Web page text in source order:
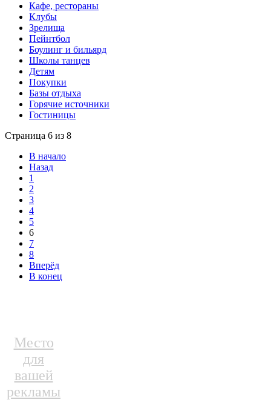
Кафе, рестораны
Клубы
Зрелища
Пейнтбол
Боулинг и бильярд
Школы танцев
Детям
Покупки
Базы отдыха
Горячие источники
Гостиницы
Страница 6 из 8
В начало
Назад
1
2
3
4
5
6
7
8
Вперёд
В конец
Место
для
вашей
рекламы